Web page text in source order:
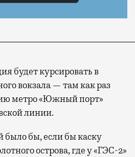
будет курсировать в
вокзала — там как раз
метро «Южный порт»
линии.
бы, если бы каску
острова, где у «ГЭС-2»